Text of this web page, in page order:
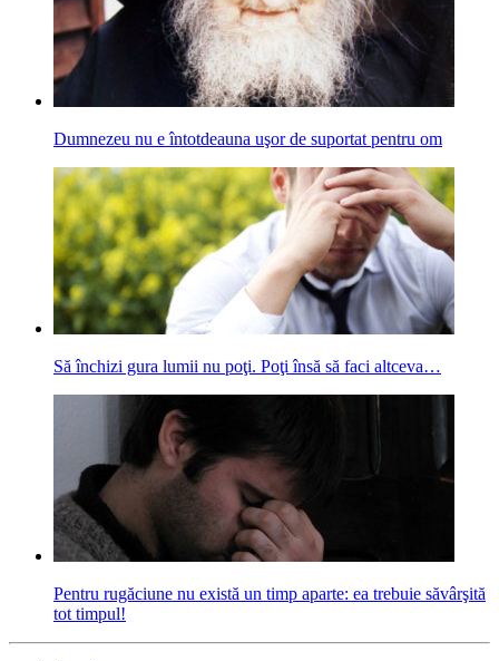
Dumnezeu nu e întotdeauna uşor de suportat pentru om
Să închizi gura lumii nu poţi. Poţi însă să faci altceva…
Pentru rugăciune nu există un timp aparte: ea trebuie săvârşită
tot timpul!